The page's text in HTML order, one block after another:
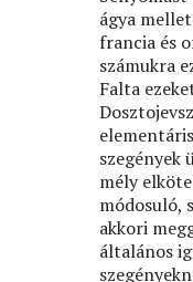
ágya
francia és
számukra
Falta
szegények
mély
módosuló,
akkori
általános